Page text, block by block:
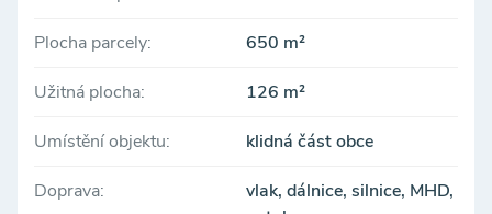
Plocha parcely: 650 m²
Užitná plocha: 126 m²
Umístění objektu: klidná část obce
Doprava:
vlak, dálnice, silnice, MHD,